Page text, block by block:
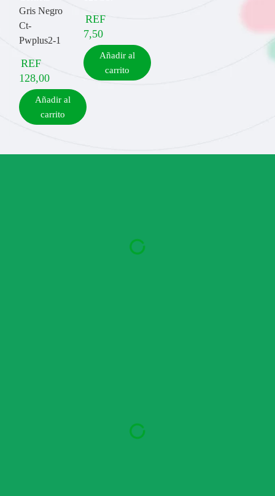
Gris Negro
Ct-
Pwplus2-1
REF
128,00
Añadir al
carrito
REF
7,50
Añadir al
carrito